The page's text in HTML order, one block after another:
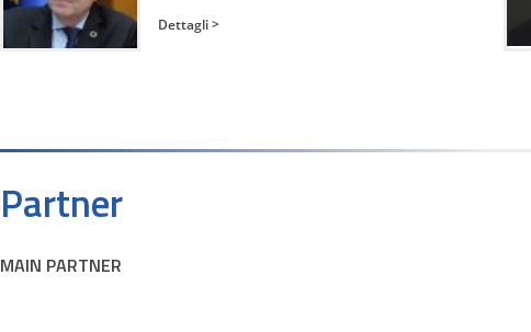
Dettagli >
Partner
MAIN PARTNER